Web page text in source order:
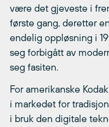
være det gjeveste i
første gang, deretter
endelig oppløsning i
seg forbigått av
seg fasiten.
For amerikanske
i markedet for
i bruk den digitale